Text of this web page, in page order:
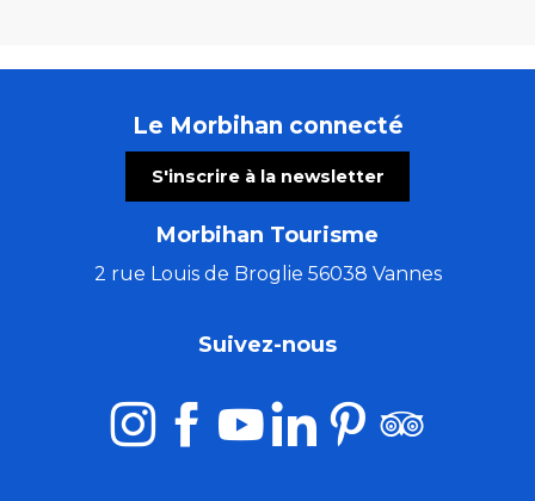
Le Morbihan connecté
S'inscrire à la newsletter
Morbihan Tourisme
2 rue Louis de Broglie 56038 Vannes
Suivez-nous